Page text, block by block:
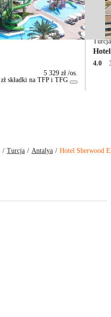
5 329 zł /os.
składki na TFP i TFG
Turcja
4.0
Turcja Antalya Hotel Sherwood